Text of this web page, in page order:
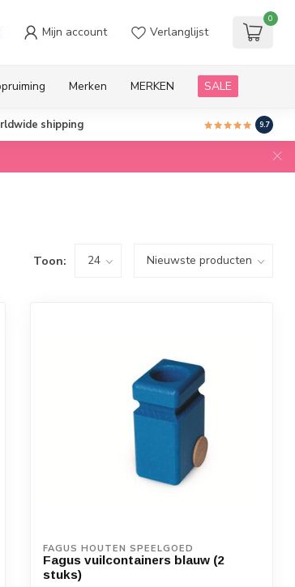
Mijn account Verlanglijst
0
Merken MERKEN SALE
shipping 9.7
Toon:
FAGUS HOUTEN SPEELGOED
Fagus vuilcontainers blauw (2
stuks)